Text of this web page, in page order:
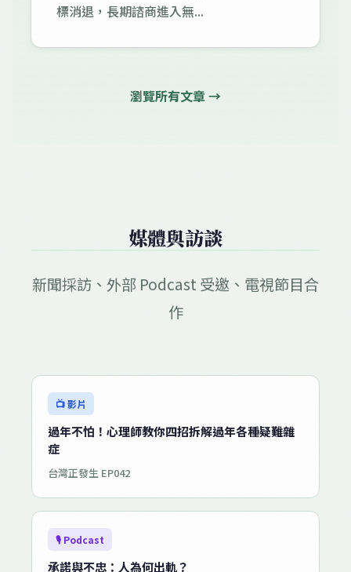
標消退，長期諮商進入無...
瀏覽所有文章 →
媒體與訪談
新聞採訪、外部 Podcast 受邀、電視節目合
作
📺 影片
過年不怕！心理師教你四招拆解過年各種疑難雜
症
台灣正發生 EP042
🎙 Podcast
承諾與不忠：人為何出軌？